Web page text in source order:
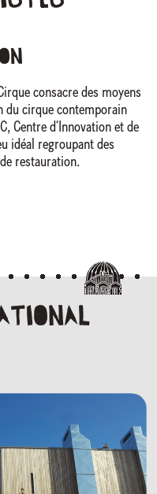
consacre des moyens
du cirque contemporain
Centre d’Innovation et de
idéal regroupant des
restauration.